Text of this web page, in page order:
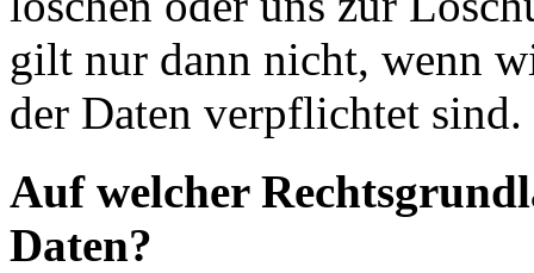
gilt nur dann nicht, wenn
der Daten verpflichtet sind.
Auf welcher
Daten?